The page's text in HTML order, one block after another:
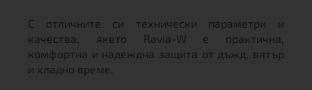
С отличните си технически параметри и
качества, якето Ravia-W е практична,
комфортна и надеждна защита от дъжд, вятър
и хладно време.